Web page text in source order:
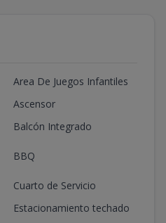
Area De Juegos Infantiles
Ascensor
Balcón Integrado
BBQ
Cuarto de Servicio
Estacionamiento techado